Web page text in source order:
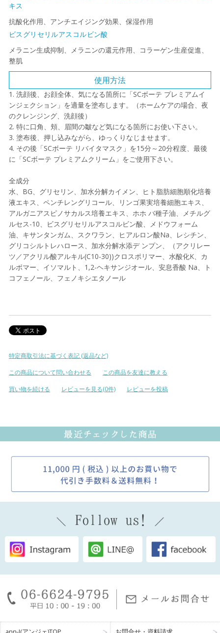
キス
抗酸化作用、アンチエイジング効果、保湿作用
ビスグリセリルアスコルビン酸
メラニン生成抑制、メラニンの還元作用、コラーゲン生産促進、
整肌
使用方法
1. 洗顔後、お顔全体、気になる箇所に「SCボーテ プレミアムイ
ンジェクション」を適量を塗布します。（ホームケアの場合、夜
のクレンジング、洗顔後）
2. 特に口角、頬、眉間の皺など気になる箇所にお使い下さい。
3. 塗布後、押し込みながら、ゆっくりなじませます。
4. その後「SCボーテ リバイタマスク」を15分～20分程度、最後
に「SCボーテ プレミアムクリーム」をご使用下さい。
全成分
水、BG、グリセリン、加水分解カイメン、ヒト脂肪細胞順化培養
液エキス、ペンチレングリコール、リンゴ果実培養細胞エキス、
アルガニアスピノサカルス培養エキス、ホホ バ種子油、メチルグ
ルセス-10、ビスグリセリルアスコルビン酸、メドウフォーム
油、キサンタンガム、スクワラン、ヒアルロン酸Na、レシチン、
グリコシルトレハロース、加水分解水添デ ンプン、（アクリレー
ツ／アクリル酸アルキル(C10-30))クロスポリマー、水酸化K、カ
ルボマー、イソマルト、1,2-ヘキサンジオール、安息香酸 Na、ト
コフェノール、フェノキシエタノール
特定商取引法に基づく表記 (返品など)
この商品について問い合わせる
この商品を友達に教える
買い物を続ける
レビューを見る(0件) レビューを投稿